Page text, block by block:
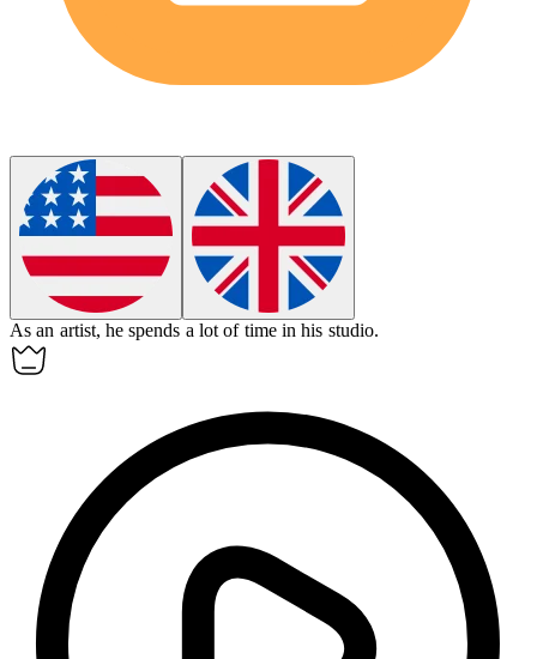
As an artist, he spends a lot of time in his studio.